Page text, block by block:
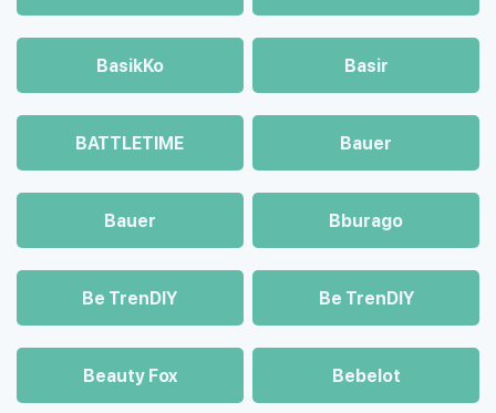
BasikKo Basir
BATTLETIME Bauer
Bauer Bburago
Be TrenDIY Be TrenDIY
Beauty Fox Bebelot